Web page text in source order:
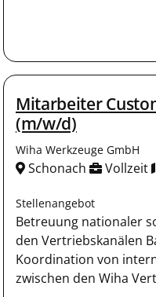
Mitarbeiter
(m/w/d)
Wiha Werkzeuge GmbH
Schonach Vollzeit
Stellenangebot
Betreuung nationaler
den Vertriebskanälen
Koordination von
zwischen den Wiha